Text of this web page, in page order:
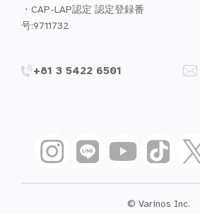
・CAP-LAP認定 認定登録番
号:9711732
+81 3 5422 6501
© Varinos Inc.